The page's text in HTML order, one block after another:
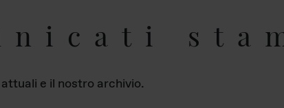
e il nostro archivio.